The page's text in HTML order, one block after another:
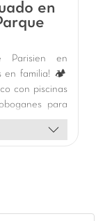
toda laen
Parisien en
en familia! 🏕️
con piscinas
para
adorarán la
las variadas
naturaleza 🌿
idealmente